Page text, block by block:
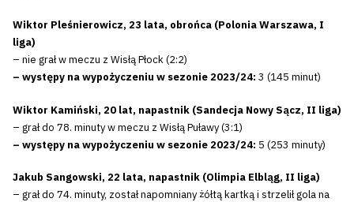
Wiktor Pleśnierowicz, 23 lata, obrońca (Polonia Warszawa, I
liga)
– nie grał w meczu z Wisłą Płock (2:2)
– występy na wypożyczeniu w sezonie 2023/24: 3 (145 minut)
Wiktor Kamiński, 20 lat, napastnik (Sandecja Nowy Sącz, II liga)
– grał do 78. minuty w meczu z Wisłą Puławy (3:1)
– występy na wypożyczeniu w sezonie 2023/24: 5 (253 minuty)
Jakub Sangowski, 22 lata, napastnik (Olimpia Elbląg, II liga)
– grał do 74. minuty, został napomniany żółtą kartką i strzelił gola na